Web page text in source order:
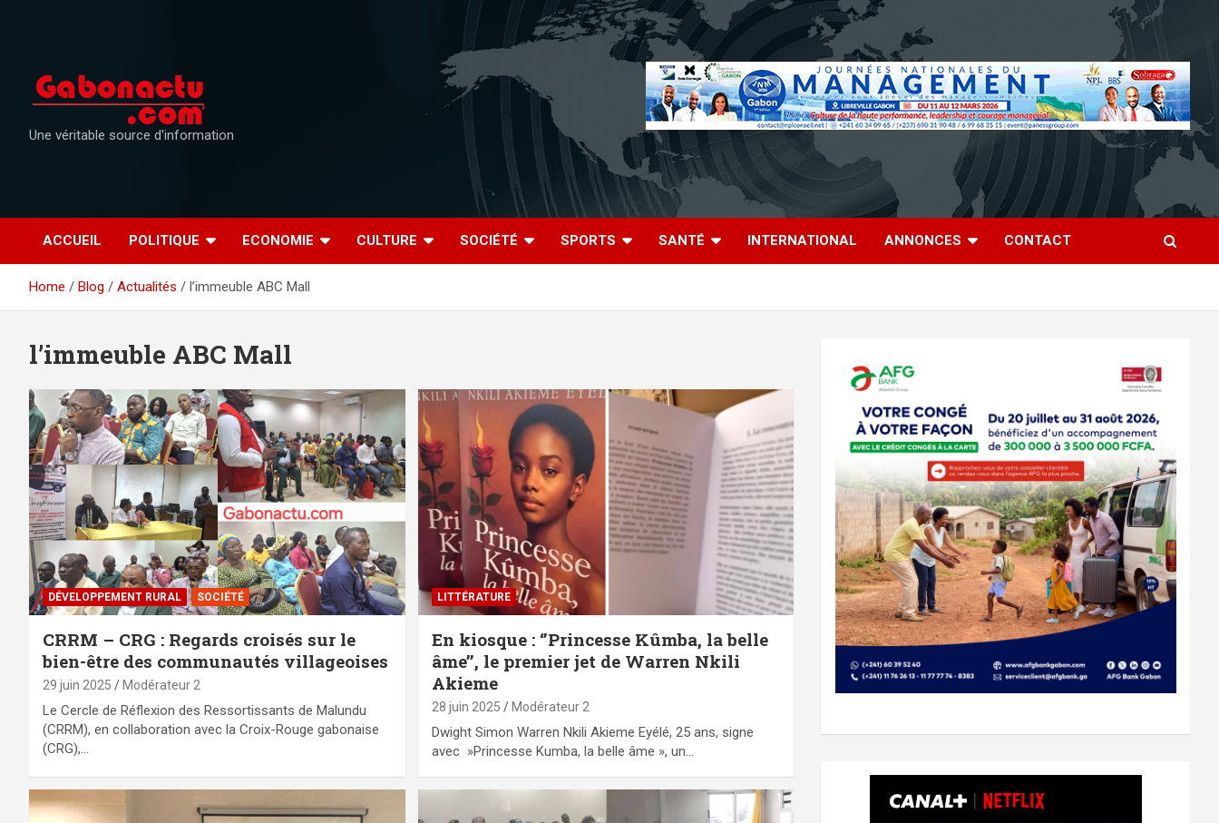
Une véritable source d'information
ACCUEIL POLITIQUE ECONOMIE CULTURE SOCIÉTÉ SPORTS SANTÉ INTERNATIONAL ANNONCES CONTACT
Home Blog Actualités l’immeuble ABC Mall
l’immeuble ABC Mall
DÉVELOPPEMENT RURAL SOCIÉTÉ
CRRM – CRG : Regards croisés sur le
bien-être des communautés villageoises
29 juin 2025 Modérateur 2
‎Le Cercle de Réflexion des Ressortissants de Malundu
(CRRM), en collaboration avec la Croix-Rouge gabonaise
(CRG),…
LITTÉRATURE
En kiosque : ‘’Princesse Kûmba, la belle
âme’’, le premier jet de Warren Nkili
Akieme
28 juin 2025 Modérateur 2
Dwight Simon Warren Nkili Akieme Eyélé, 25 ans, signe
avec »Princesse Kumba, la belle âme », un…